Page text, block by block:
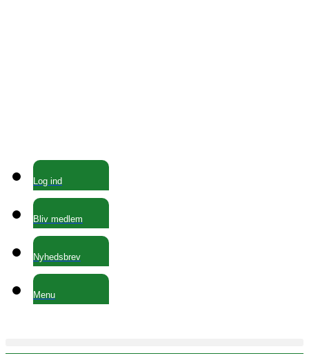
Log ind
Bliv medlem
Nyhedsbrev
Menu